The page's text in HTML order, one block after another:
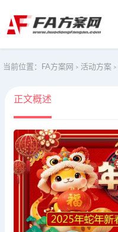
当前位置： FA方案网 > 活动方案 >
正文概述